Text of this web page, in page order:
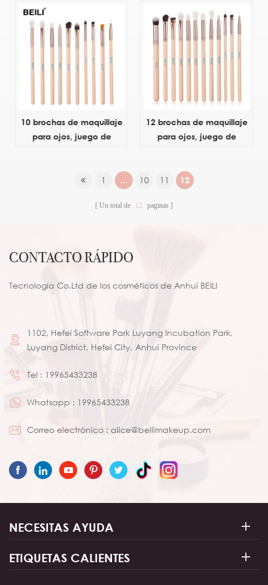
10 brochas de maquillaje
para ojos, juego de
esencial
12 brochas de maquillaje
para ojos, juego de
esencial
1 ... 10 11 12
Un total de 12 paginas
CONTACTO RÁPIDO
Tecnología Co.Ltd de los cosméticos de Anhui BEILI
1102, Hefei Software Park Luyang Incubation Park,
Luyang District, Hefei City, Anhui Province
Tel : 19965433238
Whatsapp : 19965433238
Correo electrónico : alice@beilimakeup.com
NECESITAS AYUDA
ETIQUETAS CALIENTES